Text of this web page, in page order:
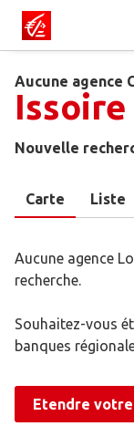
Aucune agence
Issoire
Nouvelle
Carte Liste
Aucune agence
recherche.
Souhaitez-vous
banques
Etendre